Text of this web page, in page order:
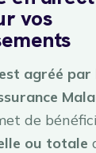
vos
agréé par
de
ou totale